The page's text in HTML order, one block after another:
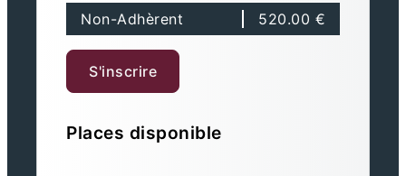
Non-Adhèrent 520.00 €
S'inscrire
Places disponible